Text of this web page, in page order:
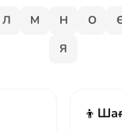
Л М Н О
Я
👦